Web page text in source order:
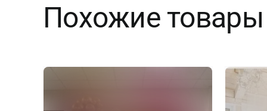
Похожие товары